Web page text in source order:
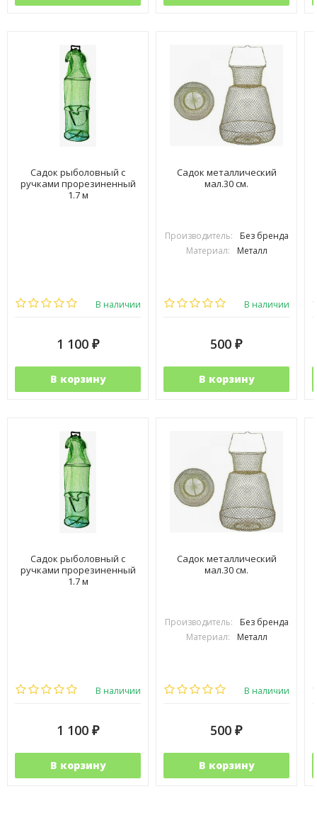
Садок рыболовный с
ручками прорезиненный
1.7 м
В наличии
1 100 ₽
В корзину
Садок металлический
мал.30 см.
Производитель:
Без бренда
Материал:
Металл
В наличии
500 ₽
В корзину
Садок рыболовный с
ручками прорезиненный
1.7 м
В наличии
1 100 ₽
В корзину
Садок металлический
мал.30 см.
Производитель:
Без бренда
Материал:
Металл
В наличии
500 ₽
В корзину